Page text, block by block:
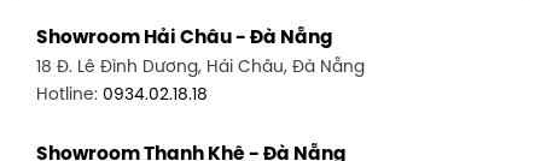
1411 Đường 3/2, P. 16, Quận 11, TP. HCM
Hotline:0906.256.759
Showroom Hải Châu - Đà Nẵng
18 Đ. Lê Đình Dương, Hải Châu, Đà Nẵng
Hotline: 0934.02.18.18
Showroom Thanh Khê - Đà Nẵng